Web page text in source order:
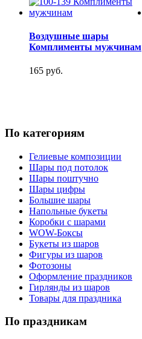
Воздушные шары
Комплименты мужчинам
165 руб.
По категориям
Гелиевые композиции
Шары под потолок
Шары поштучно
Шары цифры
Большие шары
Напольные букеты
Коробки с шарами
WOW-Боксы
Букеты из шаров
Фигуры из шаров
Фотозоны
Оформление праздников
Гирлянды из шаров
Товары для праздника
По праздникам